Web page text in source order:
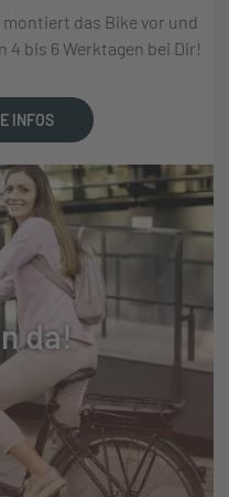
das Bike vor und
4 bis 6 Werktagen bei Dir!
INFOS
da!